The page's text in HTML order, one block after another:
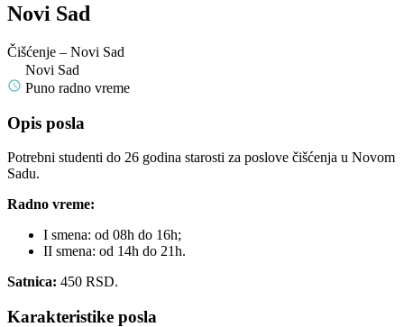
Novi Sad
Čišćenje – Novi Sad
Novi Sad
Puno radno vreme
Opis posla
Potrebni studenti do 26 godina starosti za poslove čišćenja u Novom
Sadu.
Radno vreme:
I smena: od 08h do 16h;
II smena: od 14h do 21h.
Satnica: 450 RSD.
Karakteristike posla